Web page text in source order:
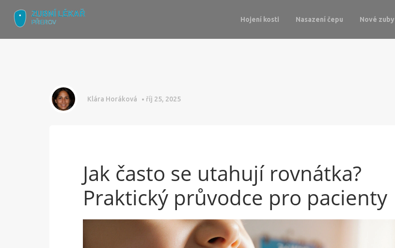
Hojení kosti Nasazení čepu Nové zuby
Klára Horáková říj 25, 2025
Jak často se utahují rovnátka?
Praktický průvodce pro pacienty